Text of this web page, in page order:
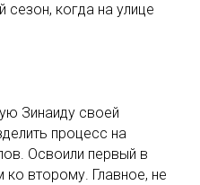
сезон, когда на улице
Зинаиду своей
процесс на
Освоили первый в
второму. Главное, не